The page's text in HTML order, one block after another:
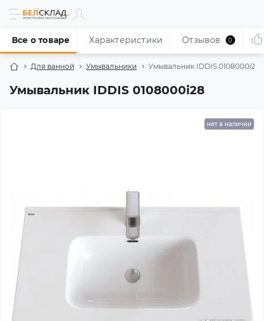
Для ванной Умывальники Умывальник IDDIS 0108000i28
Умывальник IDDIS 0108000i28
Все о товаре Характеристики Отзывов 0
нет в наличии